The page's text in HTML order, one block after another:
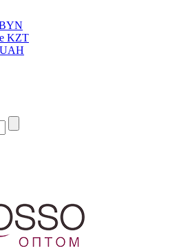
KZT
UAH